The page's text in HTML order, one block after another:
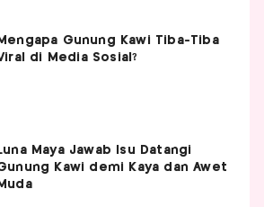
Mengapa Gunung Kawi Tiba-Tiba
di Media Sosial?
Luna Maya Jawab Isu Datangi
Kawi demi Kaya dan Awet
Muda